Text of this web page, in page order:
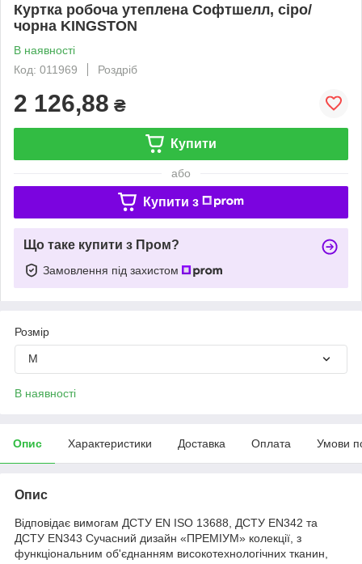
Куртка робоча утеплена Софтшелл, сіро/
чорна KINGSTON
В наявності
Код: 011969
Роздріб
2 126,88 ₴
Купити
або
Купити з
Що таке купити з Пром?
Замовлення під захистом
Розмір
M
В наявності
Опис Характеристики Доставка Оплата Умови
Опис
Відповідає вимогам ДСТУ EN ISO 13688, ДСТУ EN342 та
ДСТУ EN343 Сучасний дизайн «ПРЕМІУМ» колекції, з
функціональним об'єднанням високотехнологічних тканин,